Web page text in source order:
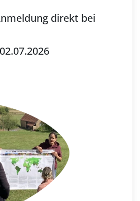
direkt bei
02.07.2026